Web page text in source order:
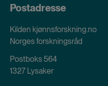
Postadresse
Kilden kjønnsforskning.no
Norges forskningsråd
Postboks 564
1327 Lysaker